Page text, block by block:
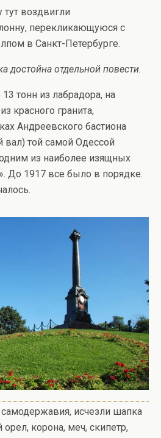
тут воздвигли
перекликающуюся с
в Санкт-Петербурге.
достойна отдельной повести.
тонн из лабрадора, на
красного гранита,
Андреевского бастиона
вал) той самой Одессой
из наиболее изящных
До 1917 все было в порядке.
исчезли шапка
корона, меч, скипетр,